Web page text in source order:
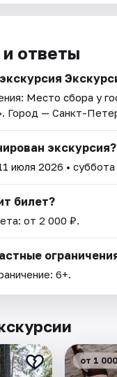
ответы
Место сбора у
. Город — Санкт-
экскурсия?
июля 2026 • суббота
билет?
от 2 000 ₽.
6+.
от 1